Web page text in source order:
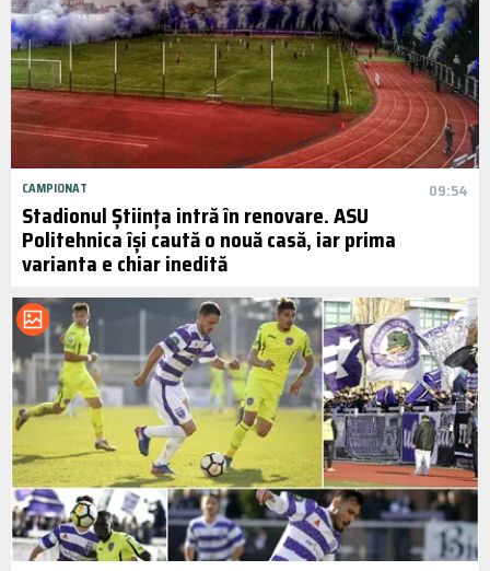
CAMPIONAT 09:54
Stadionul Știința intră în renovare. ASU
Politehnica își caută o nouă casă, iar prima
varianta e chiar inedită